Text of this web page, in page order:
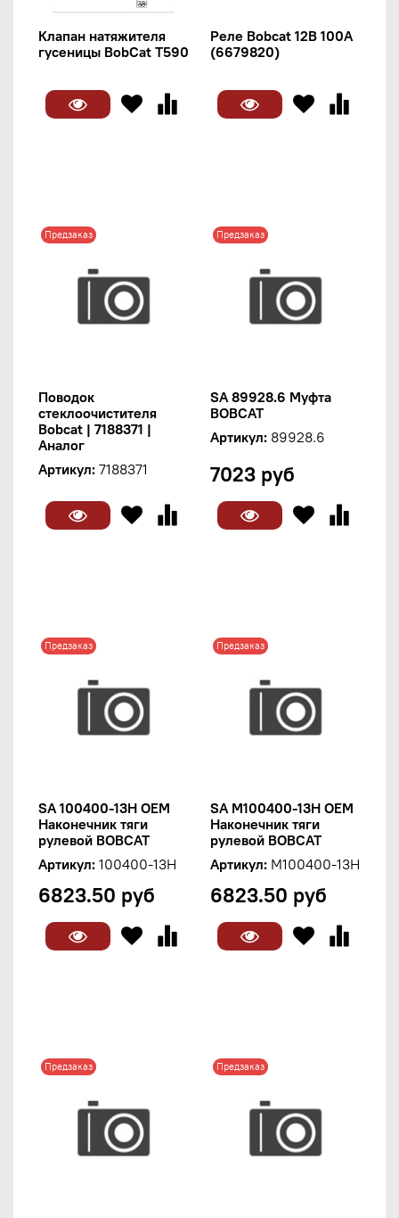
Клапан натяжителя
гусеницы BobCat T590
Реле Bobcat 12В 100A
(6679820)
Предзаказ
Поводок
стеклоочистителя
Bobcat | 7188371 |
Аналог
Артикул: 7188371
Предзаказ
SA 89928.6 Муфта
BOBCAT
Артикул: 89928.6
7023 руб
Предзаказ
SA 100400-13H OEM
Наконечник тяги
рулевой BOBCAT
Артикул: 100400-13H
6823.50 руб
Предзаказ
SA M100400-13H OEM
Наконечник тяги
рулевой BOBCAT
Артикул: M100400-13H
6823.50 руб
Предзаказ Предзаказ